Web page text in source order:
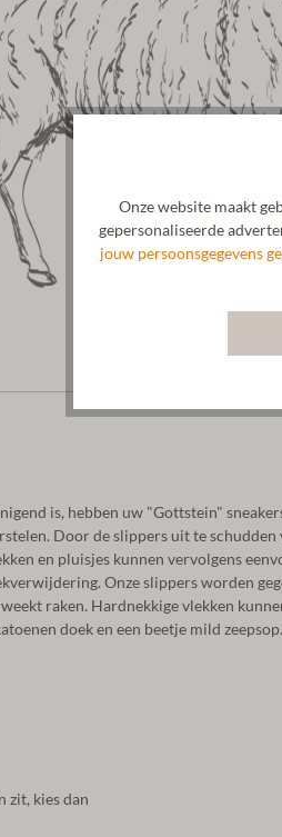
is, hebben uw "Gottstein"
Door de slippers uit te
en pluisjes kunnen vervolgens
Onze slippers worden
raken. Hardnekkige vlekken
doek en een beetje mild
zit, kies dan
Onze website maakt
gepersonaliseerde
jouw persoonsgegevens